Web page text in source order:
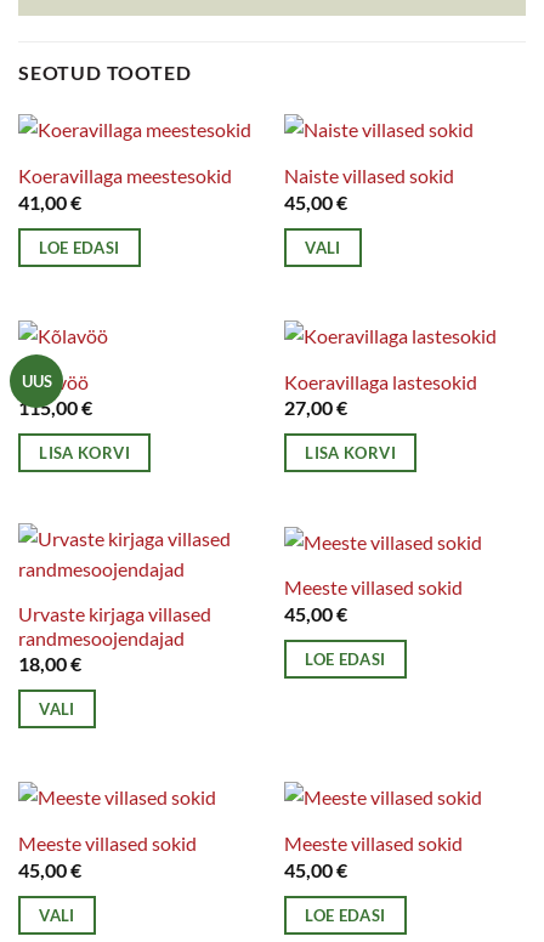
SEOTUD TOOTED
Koeravillaga meestesokid
41,00€
LOE EDASI
Naiste villased sokid
45,00€
VALI
on
mitu
varianti.
Valikuid
saab
tootelehel.
UUS
Kõlavöö
115,00€
LISA KORVI
Koeravillaga lastesokid
27,00€
LISA KORVI
Urvaste kirjaga villased
randmesoojendajad
18,00€
VALI
on
mitu
varianti.
Valikuid
saab
Meeste villased sokid
45,00€
LOE EDASI
Meeste villased sokid
45,00€
VALI
Meeste villased sokid
45,00€
LOE EDASI